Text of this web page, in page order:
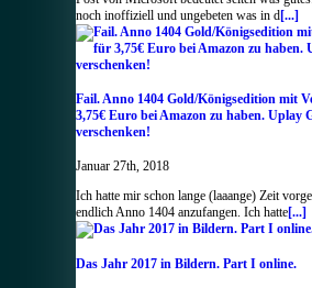
noch inoffiziell und ungebeten was in d[...]
Fail. Anno 1404 Gold/Königsedition mit
3,75€ Euro bei Amazon zu haben. Uplay
verschenken!
Januar 27th, 2018
Ich hatte mir schon lange (laaange) Zeit
endlich Anno 1404 anzufangen. Ich hatte[...]
Das Jahr 2017 in Bildern. Part I online.